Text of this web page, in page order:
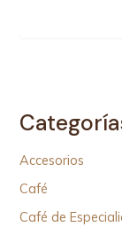
Accesorios
Café
Café de